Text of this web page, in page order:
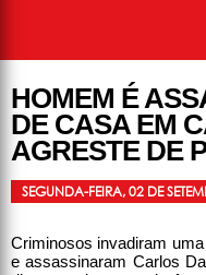
HOMEM É
DE CASA EM
AGRESTE DE
SEGUNDA-FEIRA, 02 DE
Criminosos invadiram
e assassinaram Carlos